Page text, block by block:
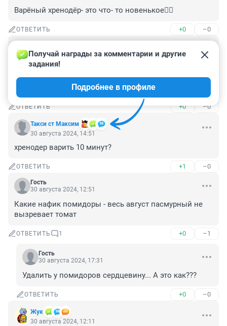
Варёный хренодёр- это что- то новенькое🤷‍♀️
ОТВЕТИТЬ +0 –0
30 августа 2024, 15:27
Нет, не надоело. Пока где-то 20 банок 2хлитровых.
Надо ещё 12-15, чтоб с ноября по июнь хотя б по банке
ОТВЕТИТЬ +0 –0
Такси ст Максим
Получай награды за комментарии и другие
задания!
Подробнее в профиле
30 августа 2024, 14:51
хренодер варить 10 минут?
ОТВЕТИТЬ +1 –0
Гость
30 августа 2024, 12:51
Какие нафик помидоры - весь август пасмурный не
вызревает томат
ОТВЕТИТЬ 1 +0 –1
Гость
30 августа 2024, 17:31
Удалить у помидоров сердцевину... А это как???
ОТВЕТИТЬ +0 –0
Жук
30 августа 2024, 12:11